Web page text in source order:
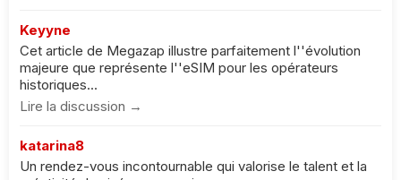
Keyyne
Cet article de Megazap illustre parfaitement l''évolution
majeure que représente l''eSIM pour les opérateurs
historiques...
Lire la discussion →
katarina8
Un rendez-vous incontournable qui valorise le talent et la